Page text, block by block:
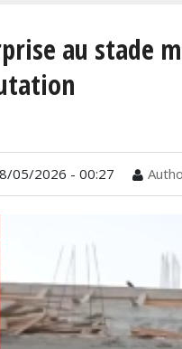
au stade
05/2026 - 00:27